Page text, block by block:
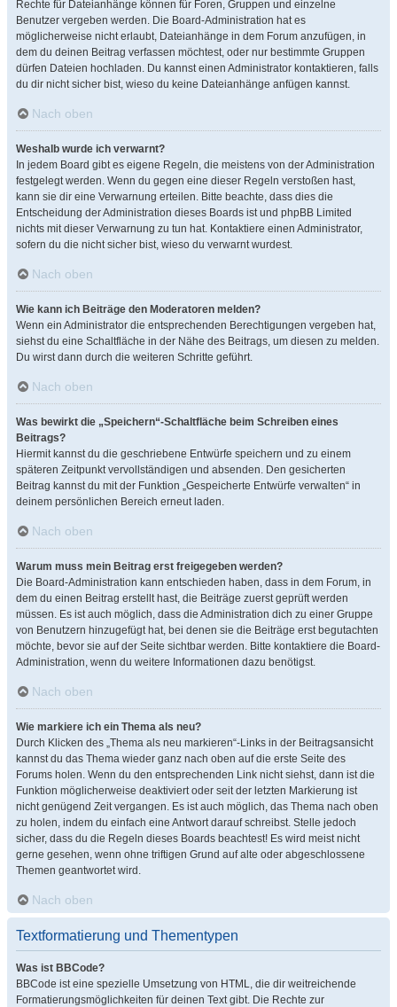
Rechte für Dateianhänge können für Foren, Gruppen und einzelne
Benutzer vergeben werden. Die Board-Administration hat es
möglicherweise nicht erlaubt, Dateianhänge in dem Forum anzufügen, in
dem du deinen Beitrag verfassen möchtest, oder nur bestimmte Gruppen
dürfen Dateien hochladen. Du kannst einen Administrator kontaktieren, falls
du dir nicht sicher bist, wieso du keine Dateianhänge anfügen kannst.
Nach oben
Weshalb wurde ich verwarnt?
In jedem Board gibt es eigene Regeln, die meistens von der Administration
festgelegt werden. Wenn du gegen eine dieser Regeln verstoßen hast,
kann sie dir eine Verwarnung erteilen. Bitte beachte, dass dies die
Entscheidung der Administration dieses Boards ist und phpBB Limited
nichts mit dieser Verwarnung zu tun hat. Kontaktiere einen Administrator,
sofern du die nicht sicher bist, wieso du verwarnt wurdest.
Nach oben
Wie kann ich Beiträge den Moderatoren melden?
Wenn ein Administrator die entsprechenden Berechtigungen vergeben hat,
siehst du eine Schaltfläche in der Nähe des Beitrags, um diesen zu melden.
Du wirst dann durch die weiteren Schritte geführt.
Nach oben
Was bewirkt die „Speichern“-Schaltfläche beim Schreiben eines
Beitrags?
Hiermit kannst du die geschriebene Entwürfe speichern und zu einem
späteren Zeitpunkt vervollständigen und absenden. Den gesicherten
Beitrag kannst du mit der Funktion „Gespeicherte Entwürfe verwalten“ in
deinem persönlichen Bereich erneut laden.
Nach oben
Warum muss mein Beitrag erst freigegeben werden?
Die Board-Administration kann entschieden haben, dass in dem Forum, in
dem du einen Beitrag erstellt hast, die Beiträge zuerst geprüft werden
müssen. Es ist auch möglich, dass die Administration dich zu einer Gruppe
von Benutzern hinzugefügt hat, bei denen sie die Beiträge erst begutachten
möchte, bevor sie auf der Seite sichtbar werden. Bitte kontaktiere die Board-
Administration, wenn du weitere Informationen dazu benötigst.
Nach oben
Wie markiere ich ein Thema als neu?
Durch Klicken des „Thema als neu markieren“-Links in der Beitragsansicht
kannst du das Thema wieder ganz nach oben auf die erste Seite des
Forums holen. Wenn du den entsprechenden Link nicht siehst, dann ist die
Funktion möglicherweise deaktiviert oder seit der letzten Markierung ist
nicht genügend Zeit vergangen. Es ist auch möglich, das Thema nach oben
zu holen, indem du einfach eine Antwort darauf schreibst. Stelle jedoch
sicher, dass du die Regeln dieses Boards beachtest! Es wird meist nicht
gerne gesehen, wenn ohne triftigen Grund auf alte oder abgeschlossene
Themen geantwortet wird.
Nach oben
Textformatierung und Thementypen
Was ist BBCode?
BBCode ist eine spezielle Umsetzung von HTML, die dir weitreichende
Formatierungsmöglichkeiten für deinen Text gibt. Die Rechte zur